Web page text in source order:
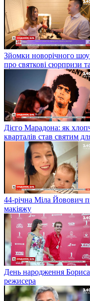
Зйомки новорічного шоу
про святкові сюрпризи
Дієго Марадона: як
кварталів став святим
44-річна Міла Йовович
макіяжу
День народження Бориса
режисера